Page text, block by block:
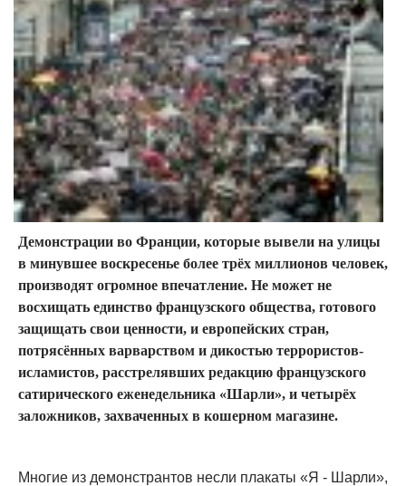
Демонстрации во Франции, которые вывели на улицы
в минувшее воскресенье более трёх миллионов человек,
производят огромное впечатление. Не может не
восхищать единство французского общества, готового
защищать свои ценности, и европейских стран,
потрясённых варварством и дикостью террористов-
исламистов, расстрелявших редакцию французского
сатирического еженедельника «Шарли», и четырёх
заложников, захваченных в кошерном магазине.
Многие из демонстрантов несли плакаты «Я - Шарли»,